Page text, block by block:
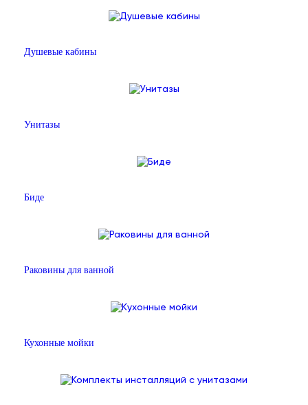
Душевые кабины
Унитазы
Биде
Раковины для ванной
Кухонные мойки